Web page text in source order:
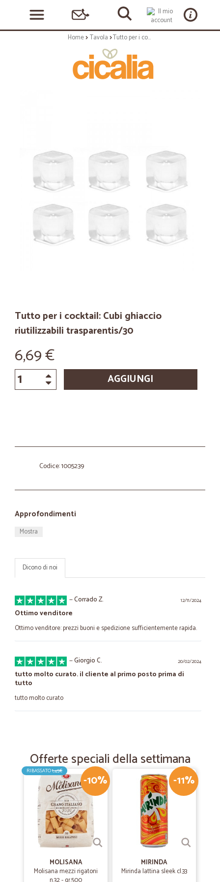
Home Tavola Tutto per i cocktail: Cubi ghiaccio riutilizzabili trasparentis/30
Tutto per i cocktail: Cubi ghiaccio
riutilizzabili trasparentis/30
6,69 €
AGGIUNGI
Codice: 1005239
Approfondimenti
Mostra
Dicono di noi
12/11/2024
—Corrado Z.
Ottimo venditore
Ottimo venditore: prezzi buoni e spedizione sufficientemente rapida.
20/02/2024
—Giorgio C.
tutto molto curato. il cliente al primo posto prima di
tutto
tutto molto curato
Tempestività nella consegna
05/09/2023
—Roberto S.
consigliato!!!
è la prima volta che acquisto ed è stato tutto ok,prezzo molto
concorrenziale,spedizione veloce
—Laura V.
servizio super veloce,ben impallato
Offerte speciali della settimana
-10%
RIBASSATO1,45€
MOLISANA
Molisana mezzi rigatoni
-11%
MIRINDA
Mirinda lattina sleek cl.33